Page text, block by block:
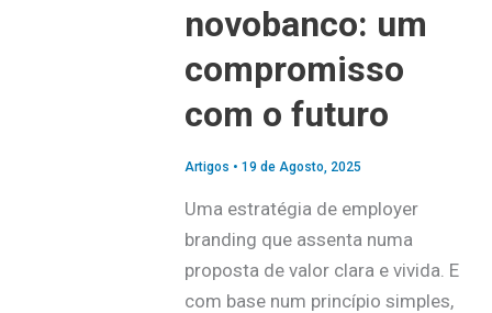
novobanco: um
compromisso
com o futuro
Artigos • 19 de Agosto, 2025
Uma estratégia de employer
branding que assenta numa
proposta de valor clara e vivida. E
com base num princípio simples,